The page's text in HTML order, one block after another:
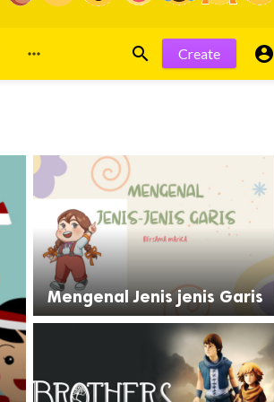
  Create 
Mengenal Jenis jenis Garis